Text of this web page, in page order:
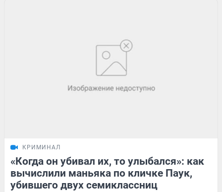
КРИМИНАЛ
«Когда он убивал их, то улыбался»: как
вычислили маньяка по кличке Паук,
убившего двух семиклассниц